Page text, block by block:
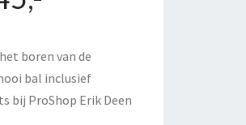
boren van de
bal inclusief
bij ProShop Erik Deen